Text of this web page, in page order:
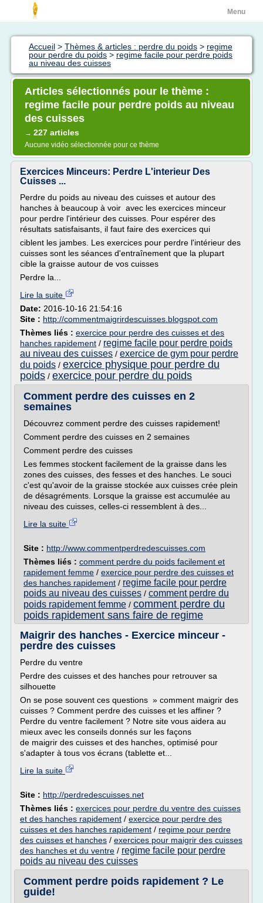
Menu
Accueil > Thèmes & articles : perdre du poids > regime
pour perdre du poids > regime facile pour perdre poids
au niveau des cuisses
Articles sélectionnés pour le thème :
regime facile pour perdre poids au niveau
des cuisses
→ 227 articles
Aucune vidéo sélectionnée pour ce thème
Exercices Minceurs: Perdre L'interieur Des
Cuisses ...
Perdre du poids au niveau des cuisses et autour des
hanches à beaucoup à voir avec les exercices minceur
pour perdre l'intérieur des cuisses. Pour espérer des
résultats satisfaisants, il faut faire des exercices qui
ciblent les jambes. Les exercices pour perdre l'intérieur des
cuisses sont les séances d'entraînement que la plupart
cible la graisse autour de vos cuisses
Perdre la...
Lire la suite
Date: 2016-10-16 21:54:16
Site : http://commentmaigrirdescuisses.blogspot.com
Thèmes liés : exercice pour perdre des cuisses et des
hanches rapidement / regime facile pour perdre poids
au niveau des cuisses / exercice de gym pour perdre
du poids / exercice physique pour perdre du
poids / exercice pour perdre du poids
Comment perdre des cuisses en 2
semaines
Découvrez comment perdre des cuisses rapidement!
Comment perdre des cuisses en 2 semaines
Comment perdre des cuisses
Les femmes stockent facilement de la graisse dans les
zones des cuisses, des fesses et des hanches. Le souci
c'est qu'avoir de la graisse stockée aux cuisses crée plein
de désagréments. Lorsque la graisse est accumulée au
niveau des cuisses, celles-ci ressemblent à des...
Lire la suite
Site : http://www.commentperdredescuisses.com
Thèmes liés : comment perdre du poids facilement et
rapidement femme / exercice pour perdre des cuisses et
des hanches rapidement / regime facile pour perdre
poids au niveau des cuisses / comment perdre du
poids rapidement femme / comment perdre du
poids rapidement sans faire de regime
Maigrir des hanches - Exercice minceur -
perdre des cuisses
Perdre du ventre
Perdre des cuisses et des hanches pour retrouver sa
silhouette
On se pose souvent ces questions » comment maigrir des
cuisses ? Comment perdre des cuisses et les affiner ?
Perdre du ventre facilement ? Notre site vous aidera au
mieux avec les conseils donnés sur les façons
de maigrir des cuisses et des hanches, optimisé pour
s'adapter à tous vos écrans (tablette et...
Lire la suite
Site : http://perdredescuisses.net
Thèmes liés : exercices pour perdre du ventre des cuisses
et des hanches rapidement / exercice pour perdre des
cuisses et des hanches rapidement / regime pour perdre
des cuisses et hanches / exercices pour maigrir des cuisses
des hanches et du ventre / regime facile pour perdre
poids au niveau des cuisses
Comment perdre poids rapidement ? Le
guide!